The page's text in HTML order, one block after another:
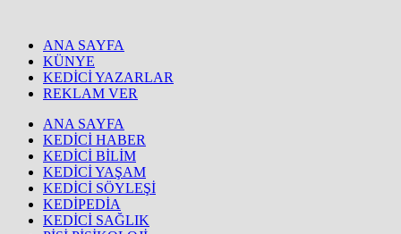
ANA SAYFA
KÜNYE
KEDİCİ YAZARLAR
REKLAM VER
ANA SAYFA
KEDİCİ HABER
KEDİCİ BİLİM
KEDİCİ YAŞAM
KEDİCİ SÖYLEŞİ
KEDİPEDİA
KEDİCİ SAĞLIK